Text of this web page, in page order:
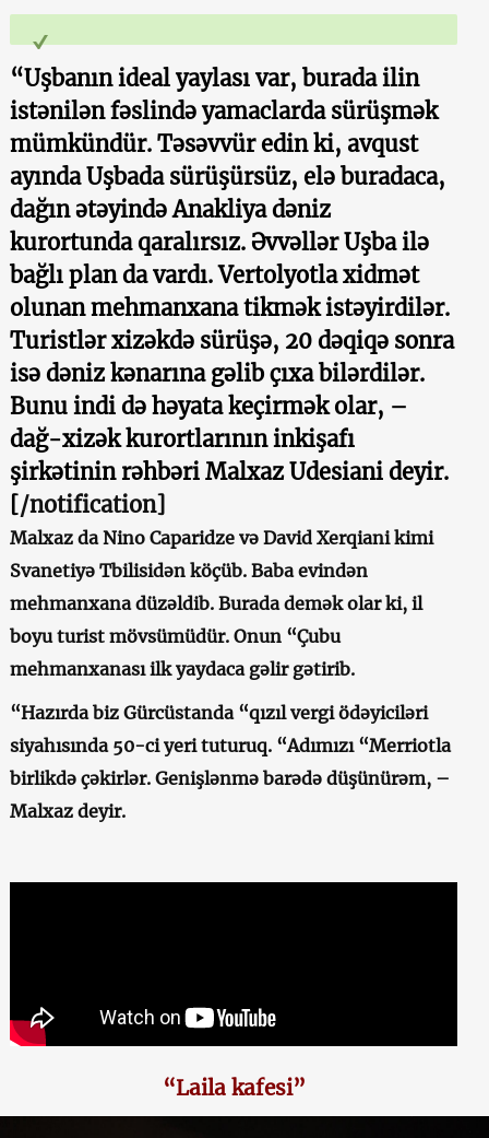
“Uşbanın ideal yaylası var, burada ilin
istənilən fəslində yamaclarda sürüşmək
mümkündür. Təsəvvür edin ki, avqust
ayında Uşbada sürüşürsüz, elə buradaca,
dağın ətəyində Anakliya dəniz
kurortunda qaralırsız. Əvvəllər Uşba ilə
bağlı plan da vardı. Vertolyotla xidmət
olunan mehmanxana tikmək istəyirdilər.
Turistlər xizəkdə sürüşə, 20 dəqiqə sonra
isə dəniz kənarına gəlib çıxa bilərdilər.
Bunu indi də həyata keçirmək olar, –
dağ-xizək kurortlarının inkişafı
şirkətinin rəhbəri Malxaz Udesiani deyir.
[/notification]
Malxaz da Nino Caparidze və David Xerqiani kimi
Svanetiyə Tbilisidən köçüb. Baba evindən
mehmanxana düzəldib. Burada demək olar ki, il
boyu turist mövsümüdür. Onun “Çubu
mehmanxanası ilk yaydaca gəlir gətirib.
“Hazırda biz Gürcüstanda “qızıl vergi ödəyiciləri
siyahısında 50-ci yeri tuturuq. “Adımızı “Merriotla
birlikdə çəkirlər. Genişlənmə barədə düşünürəm, –
Malxaz deyir.
“Laila kafesi”